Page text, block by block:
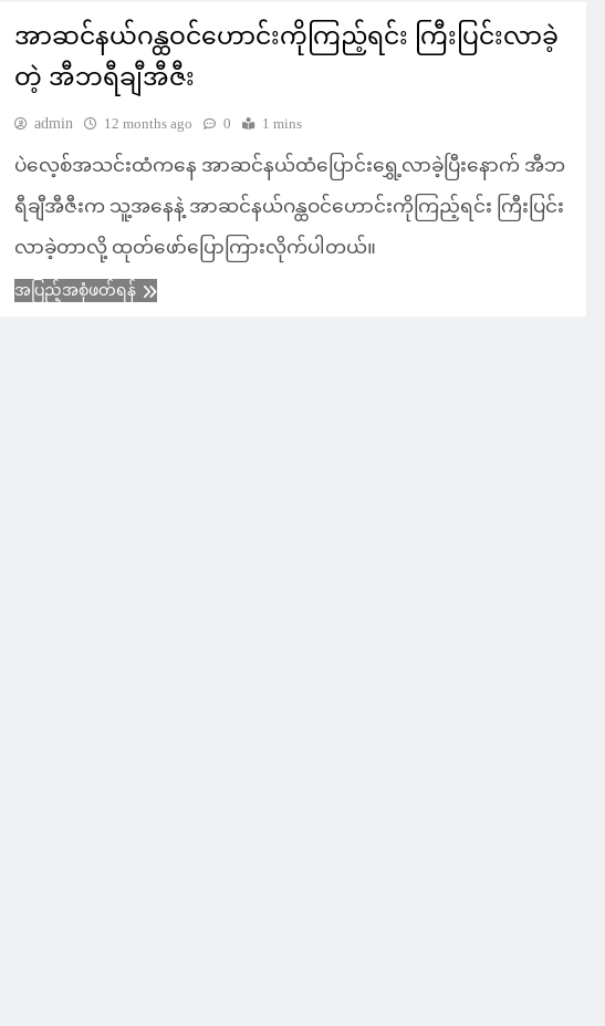
အာဆင်နယ်ဂန္ထဝင်ဟောင်းကိုကြည့်ရင်း ကြီးပြင်းလာခဲ့
တဲ့ အီဘရီချီအီဇီး
admin 12 months ago 0 1 mins
ပဲလေ့စ်အသင်းထံကနေ အာဆင်နယ်ထံပြောင်းရွှေ့လာခဲ့ပြီးနောက် အီဘ
ရီချီအီဇီးက သူ့အနေနဲ့ အာဆင်နယ်ဂန္ထဝင်ဟောင်းကိုကြည့်ရင်း ကြီးပြင်း
လာခဲ့တာလို့ ထုတ်ဖော်ပြောကြားလိုက်ပါတယ်။
အပြည့်အစုံဖတ်ရန်